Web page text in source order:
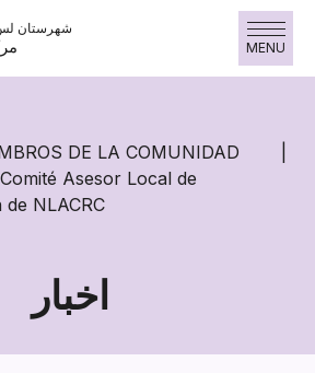
شهرستان
MENU
DE LA COMUNIDAD
NLACRC
اخبار